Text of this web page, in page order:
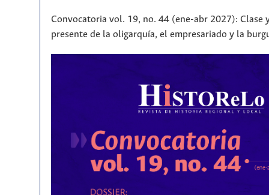
Convocatoria vol. 19, no. 44 (ene-abr 2027): Clase
presente de la oligarquía, el empresariado y la